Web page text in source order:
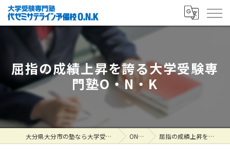
屈指の成績上昇を誇る大学受験専
門塾O・N・K
大分県大分市の塾なら大学受験専門塾 代ゼミサテライン予備校O.N.K ONK掲示板 屈指の成績上昇を誇る大学受験専門塾O・N・K